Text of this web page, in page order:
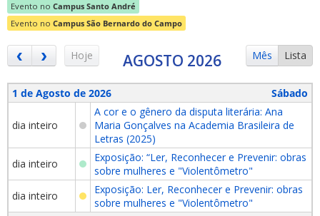
Evento no Campus Santo André
Evento no Campus São Bernardo do Campo
Hoje Mês Lista
AGOSTO 2026
1 de Agosto de 2026 Sábado
dia inteiro
A cor e o gênero da disputa literária: Ana
Maria Gonçalves na Academia Brasileira de
Letras (2025)
dia inteiro
Exposição: “Ler, Reconhecer e Prevenir: obras
sobre mulheres e "Violentômetro"
dia inteiro
Exposição: Ler, Reconhecer e Prevenir: obras
sobre mulheres e "Violentômetro"